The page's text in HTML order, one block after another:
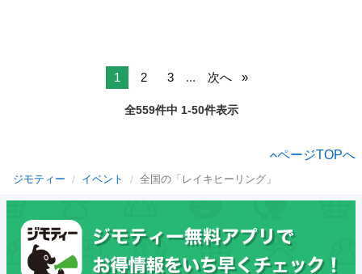
1 2 3 ... 次へ
全559件中 1-50件表示
ページTOPへ
ジモティー イベント 全国の「レイキヒーリング」